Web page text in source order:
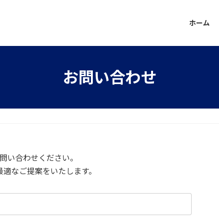
ホーム
お問い合わせ
い合わせください。
なご提案をいたします。